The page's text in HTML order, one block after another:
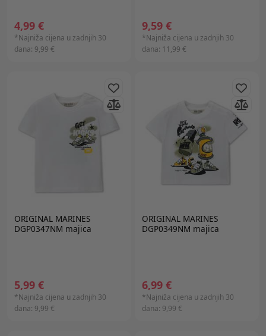
4,99 €
*Najniža cijena u zadnjih 30
dana: 9,99 €
9,59 €
*Najniža cijena u zadnjih 30
dana: 11,99 €
ORIGINAL MARINES
DGP0347NM majica
5,99 €
*Najniža cijena u zadnjih 30
dana: 9,99 €
ORIGINAL MARINES
DGP0349NM majica
6,99 €
*Najniža cijena u zadnjih 30
dana: 9,99 €